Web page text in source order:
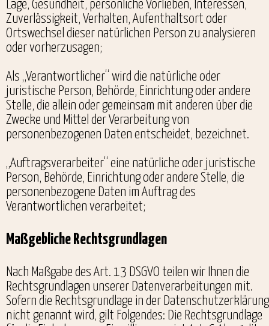
Lage, Gesundheit, persönliche Vorlieben, Interessen,
Zuverlässigkeit, Verhalten, Aufenthaltsort oder
Ortswechsel dieser natürlichen Person zu analysieren
oder vorherzusagen;
Als „Verantwortlicher“ wird die natürliche oder
juristische Person, Behörde, Einrichtung oder andere
Stelle, die allein oder gemeinsam mit anderen über die
Zwecke und Mittel der Verarbeitung von
personenbezogenen Daten entscheidet, bezeichnet.
„Auftragsverarbeiter“ eine natürliche oder juristische
Person, Behörde, Einrichtung oder andere Stelle, die
personenbezogene Daten im Auftrag des
Verantwortlichen verarbeitet;
Maßgebliche Rechtsgrundlagen
Nach Maßgabe des Art. 13 DSGVO teilen wir Ihnen die
Rechtsgrundlagen unserer Datenverarbeitungen mit.
Sofern die Rechtsgrundlage in der Datenschutzerklärung
nicht genannt wird, gilt Folgendes: Die Rechtsgrundlage